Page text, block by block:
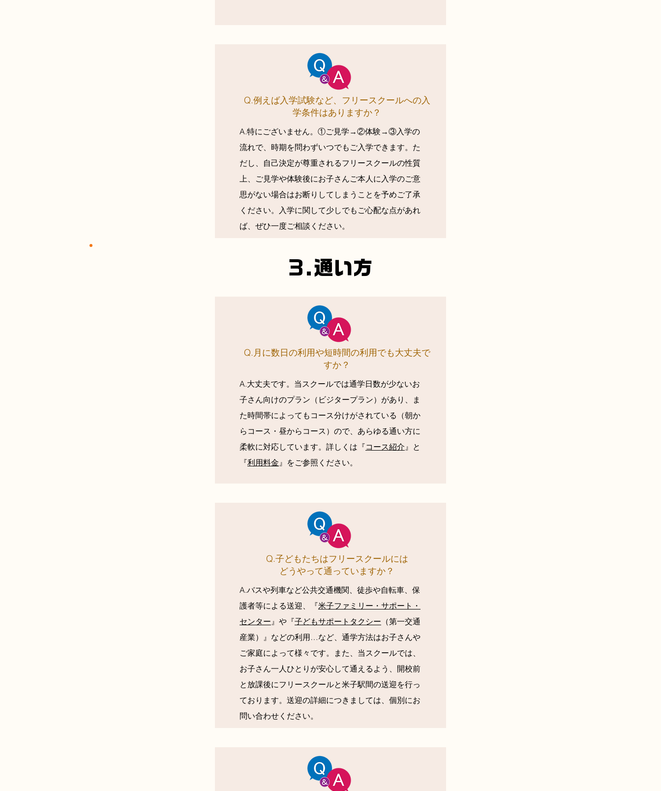
​Q.例えば入学試験など、フリースクールへの入
学条件はありますか？
A.特にございません。①ご見学→②体験→③入学の
流れで、時期を問わずいつでもご入学できます。た
だし、自己決定が尊重されるフリースクールの性質
上、ご見学や体験後にお子さんご本人に入学のご意
思がない場合はお断りしてしまうことを予めご了承
ください。入学に関して少しでもご心配な点があれ
ば、ぜひ一度ご相談ください。
3.通い方
Q.月に数日の利用や短時間の利用でも大丈夫で
すか？
A.大丈夫です。当スクールでは通学日数が少ないお
子さん向けのプラン（ビジタープラン）があり、ま
た時間帯によってもコース分けがされている（朝か
らコース・昼からコース）ので、あらゆる通い方に
柔軟に対応しています。詳しくは『コース紹介』と
『利用料金』をご参照ください。
Q.子どもたちはフリースクールには
どうやって通っていますか？
A.バスや列車など公共交通機関、徒歩や自転車、保
護者等による送迎、『米子ファミリー・サポート・
センター』や『子どもサポートタクシー （第一交通
産業）』などの利用…など、通学方法はお子さんや
ご家庭によって様々です。また、当スクールでは、
お子さん一人ひとりが安心して通えるよう、開校前
と放課後にフリースクールと米子駅間の送迎を行っ
ております。送迎の詳細につきましては、個別にお
問い合わせください。